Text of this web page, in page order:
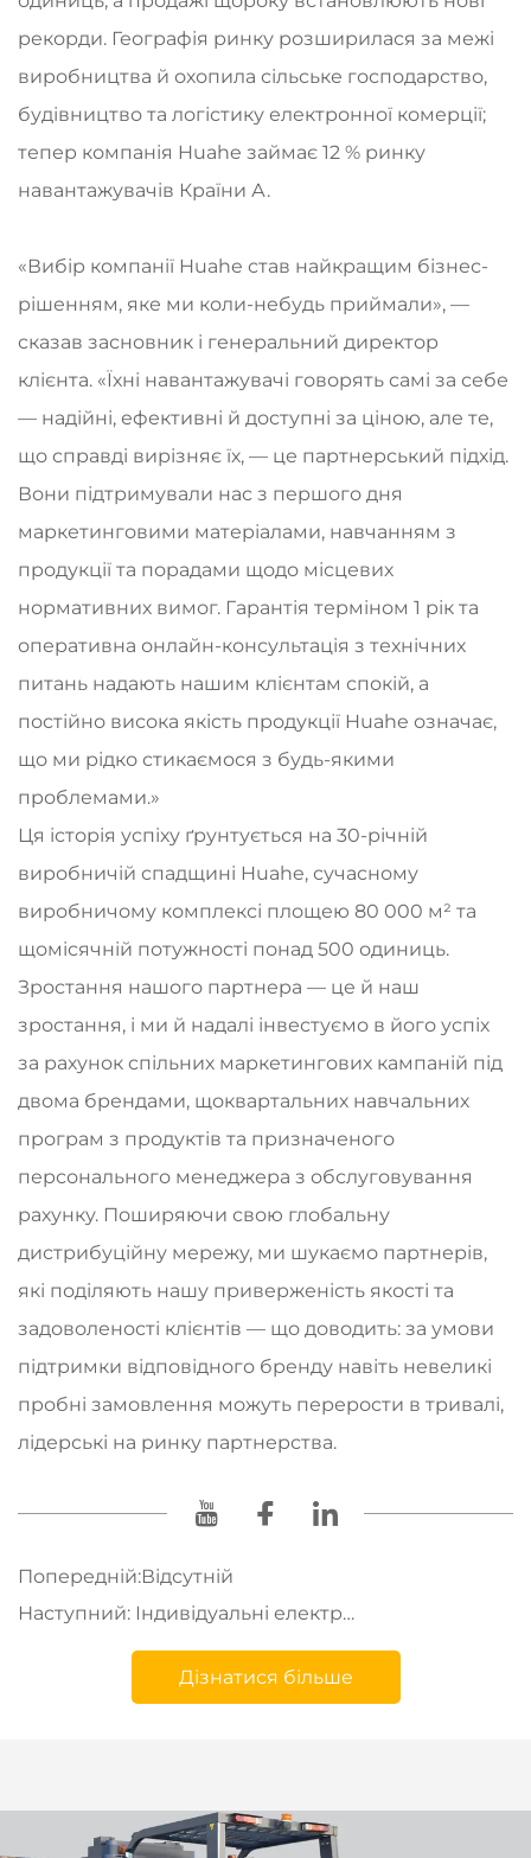
рекорди. Географія ринку розширилася за межі
виробництва й охопила сільське господарство,
будівництво та логістику електронної комерції;
тепер компанія Huahe займає 12 % ринку
навантажувачів Країни А.
«Вибір компанії Huahe став найкращим бізнес-
рішенням, яке ми коли-небудь приймали», —
сказав засновник і генеральний директор
клієнта. «Їхні навантажувачі говорять самі за себе
— надійні, ефективні й доступні за ціною, але те,
що справді вирізняє їх, — це партнерський підхід.
Вони підтримували нас з першого дня
маркетинговими матеріалами, навчанням з
продукції та порадами щодо місцевих
нормативних вимог. Гарантія терміном 1 рік та
оперативна онлайн-консультація з технічних
питань надають нашим клієнтам спокій, а
постійно висока якість продукції Huahe означає,
що ми рідко стикаємося з будь-якими
проблемами.»
Ця історія успіху ґрунтується на 30-річній
виробничій спадщині Huahe, сучасному
виробничому комплексі площею 80 000 м² та
щомісячній потужності понад 500 одиниць.
Зростання нашого партнера — це й наш
зростання, і ми й надалі інвестуємо в його успіх
за рахунок спільних маркетингових кампаній під
двома брендами, щоквартальних навчальних
програм з продуктів та призначеного
персонального менеджера з обслуговування
рахунку. Поширяючи свою глобальну
дистрибуційну мережу, ми шукаємо партнерів,
які поділяють нашу приверженість якості та
задоволеності клієнтів — що доводить: за умови
підтримки відповідного бренду навіть невеликі
пробні замовлення можуть перерости в тривалі,
лідерські на ринку партнерства.
Попередній:Відсутній
Наступний: Індивідуальні електричні вилкоподібні навантажувачі для холодильних приміщень
Дізнатися більше